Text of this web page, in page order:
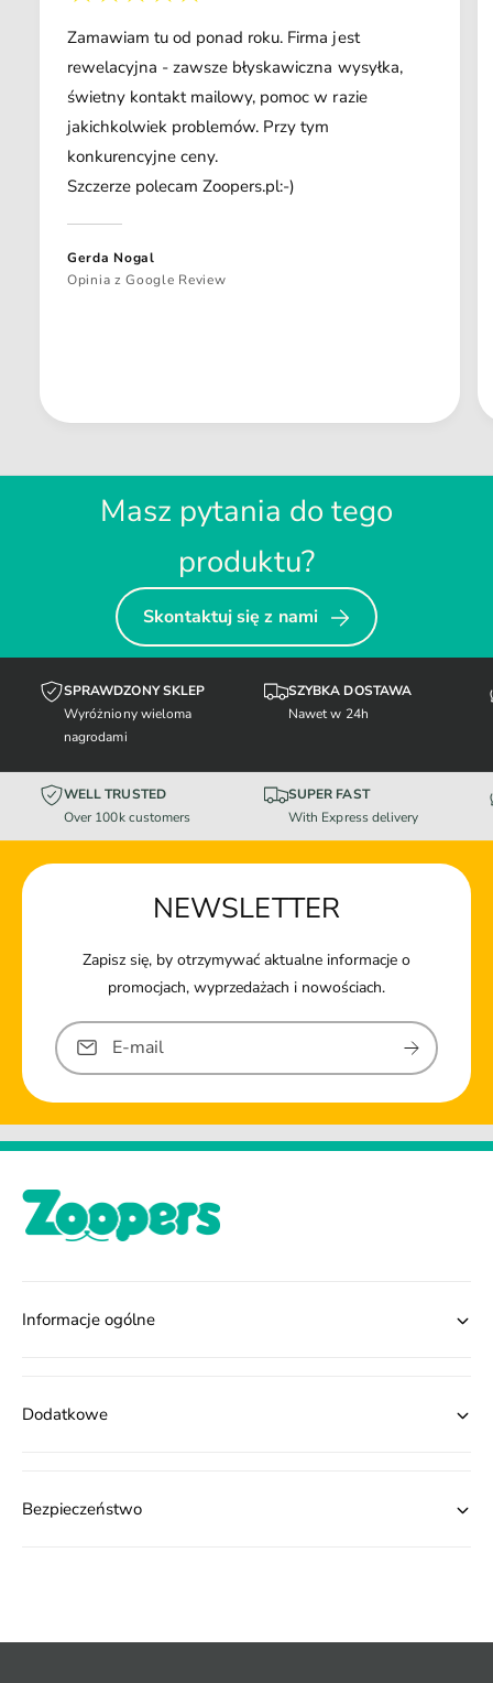
Zamawiam tu od ponad roku. Firma jest
rewelacyjna - zawsze błyskawiczna wysyłka,
świetny kontakt mailowy, pomoc w razie
jakichkolwiek problemów. Przy tym
konkurencyjne ceny.
Szczerze polecam Zoopers.pl:-)
Gerda Nogal
Opinia z Google Review
Masz pytania do tego
produktu?
Skontaktuj się z nami
SPRAWDZONY SKLEP
Wyróżniony wieloma
nagrodami
SZYBKA DOSTAWA
Nawet w 24h
WELL TRUSTED
Over 100k customers
SUPER FAST
With Express delivery
NEWSLETTER
Zapisz się, by otrzymywać aktualne informacje o
promocjach, wyprzedażach i nowościach.
E-mail
Informacje ogólne
Dodatkowe
Bezpieczeństwo
e